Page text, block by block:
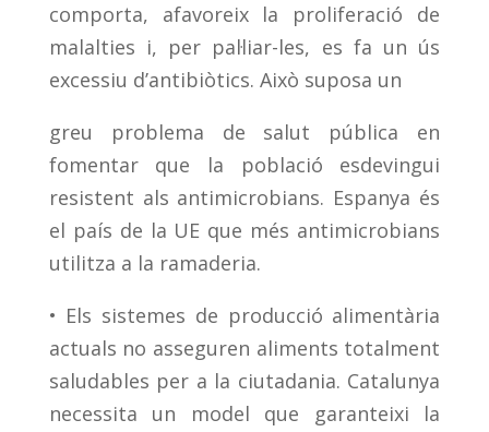
comporta, afavoreix la proliferació de
malalties i, per pal·liar-les, es fa un ús
excessiu d’antibiòtics. Això suposa un
greu problema de salut pública en
fomentar que la població esdevingui
resistent als antimicrobians. Espanya és
el país de la UE que més antimicrobians
utilitza a la ramaderia.
• Els sistemes de producció alimentària
actuals no asseguren aliments totalment
saludables per a la ciutadania. Catalunya
necessita un model que garanteixi la